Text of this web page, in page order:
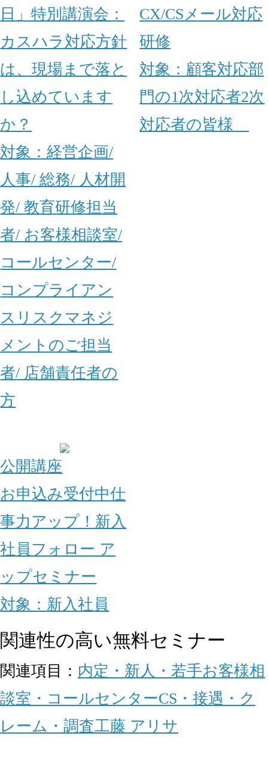
日」特別講演会：
カスハラ対応方針
は、現場まで落と
し込めています
か？
対象：経営企画/
人事/ 総務/ 人材開
発/ 教育研修担当
者/ お客様相談室/
コールセンター/
コンプライアン
ス リスクマネジ
メントのご担当
者/ 店舗責任者の
方
CX/CSメール対応
研修
対象： 顧客対応部
門の1次対応者2次
対応者の皆様
公開講座
お申込み受付中仕
事力アップ！新入
社員フォロー ア
ップセミナー
対象： 新入社員
関連性の高い無料セミナー
関連項目： 内定・新人・若手お客様相
談室・コールセンターCS・接遇・ク
レーム・調査工藤 アリサ